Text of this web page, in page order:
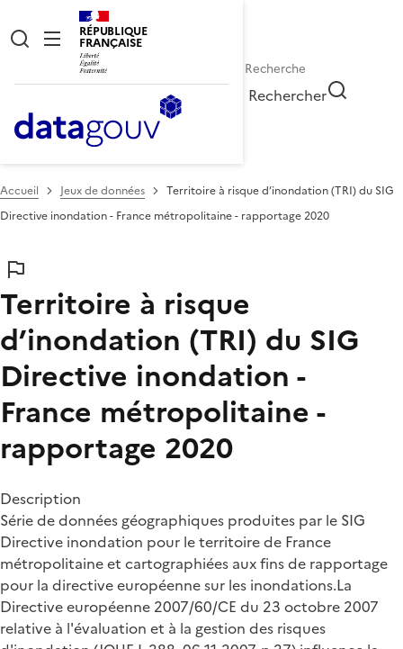
RÉPUBLIQUE
FRANÇAISE
Rechercher
Accueil Jeux de données
Territoire à risque d’inondation (TRI) du SIG
Directive inondation - France métropolitaine - rapportage 2020
Territoire à risque
d’inondation (TRI) du SIG
Directive inondation -
France métropolitaine -
rapportage 2020
Description
Série de données géographiques produites par le SIG
Directive inondation pour le territoire de France
métropolitaine et cartographiées aux fins de rapportage
pour la directive européenne sur les inondations.La
Directive européenne 2007/60/CE du 23 octobre 2007
relative à l'évaluation et à la gestion des risques